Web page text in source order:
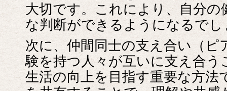
大切です。これにより、自分
な判断ができるようになるでし
次に、仲間同士の支え合い（ピ
験を持つ人々が互いに支え合う
生活の向上を目指す重要な方法